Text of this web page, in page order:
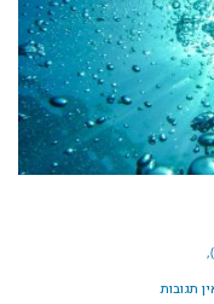
תגובות